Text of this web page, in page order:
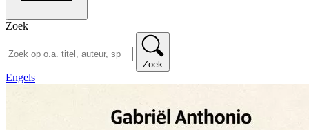
Zoek
Zoek
Engels